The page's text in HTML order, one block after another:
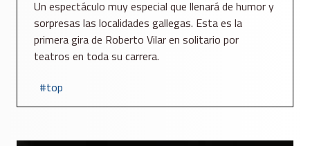
Un espectáculo muy especial que llenará de humor y
sorpresas las localidades gallegas. Esta es la
primera gira de Roberto Vilar en solitario por
teatros en toda su carrera.
top